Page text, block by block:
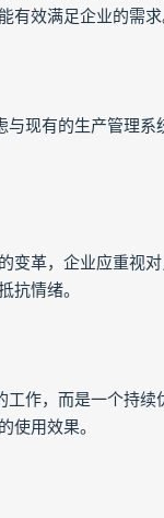
有效满足企业的需求
现有的生产管理系
变革，企业应重视
抗情绪。
作，而是一个持
使用效果。